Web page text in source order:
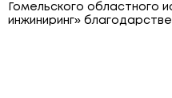
Гомельского областного
инжиниринг»